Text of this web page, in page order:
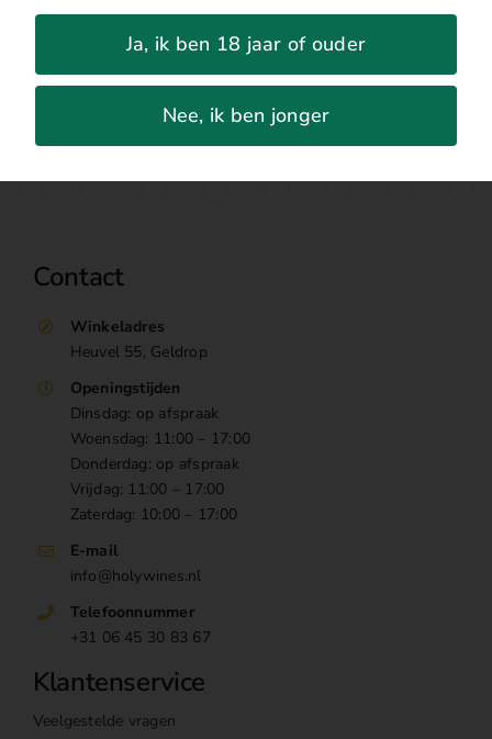
Percentage:
13%
Contact
Winkeladres
Heuvel 55, Geldrop
Openingstijden
Dinsdag: op afspraak
Woensdag: 11:00 – 17:00
Donderdag: op afspraak
Vrijdag: 11:00 – 17:00
Zaterdag: 10:00 – 17:00
E-mail
info@holywines.nl
Telefoonnummer
+31 06 45 30 83 67
Klantenservice
Veelgestelde vragen
Ja, ik ben 18 jaar of ouder
Nee, ik ben jonger